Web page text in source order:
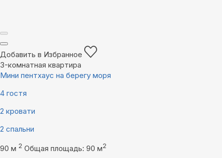
Добавить в Избранное
3-комнатная квартира
Мини пентхаус на берегу моря
4 гостя
2 кровати
2 спальни
90 м 2 Общая площадь: 90 м2